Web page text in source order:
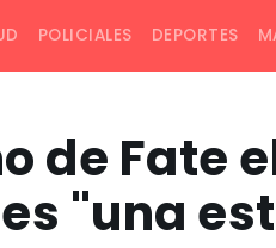
POLICIALES DEPORTES
de Fate
"una